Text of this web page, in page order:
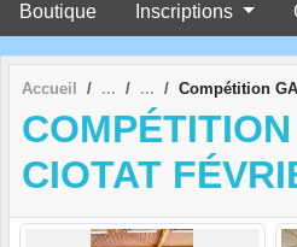
Boutique Inscriptions
Accueil Compétition
CIOTAT